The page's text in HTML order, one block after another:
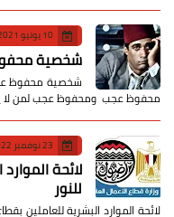
10 يونيو 2021
شخصية
شخصية محفوظ
محفوظ عجب ومحفوظ عجب لمن لا
23 نوفمبر 2022
لائحة
للنور
لائحة الموارد البشرية للعاملين